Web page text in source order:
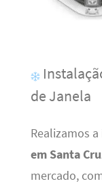
de Janela
Realizamos a
em Santa
mercado,